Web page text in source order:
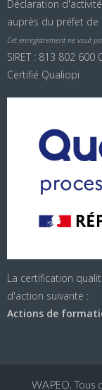
Déclaration
auprès du préfet de
Cet enregistrement ne vaut
SIRET : 813 802 600
Certifié Qualiopi
La certification
d'action suivante :
Actions de
WAPEO. Tous